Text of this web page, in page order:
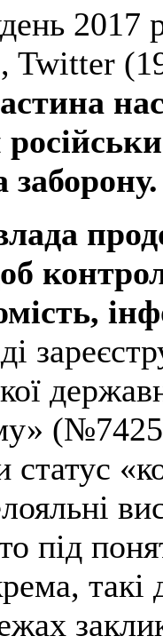
2017
Twitter
під